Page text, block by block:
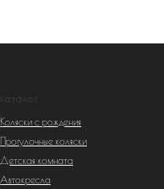
каталог
Коляски с рождения
Прогулочные коляски
Детская комната
Автокресла